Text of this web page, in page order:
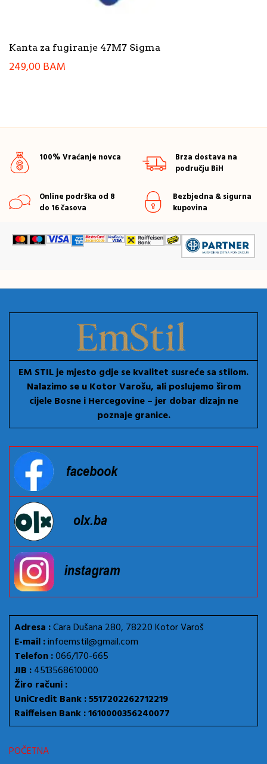
Kanta za fugiranje 47M7 Sigma
249,00BAM
100% Vraćanje novca
Brza dostava na
području BiH
Online podrška od 8
do 16 časova
Bezbjedna & sigurna
kupovina
EM STIL je mjesto gdje se kvalitet susreće sa stilom.
Nalazimo se u Kotor Varošu, ali poslujemo širom
cijele Bosne i Hercegovine – jer dobar dizajn ne
poznaje granice.
Adresa :Cara Dušana 280, 78220 Kotor Varoš
E-mail :infoemstil@gmail.com
Telefon :066/170-665
JIB :4513568610000
Žiro računi :
UniCredit Bank : 5517202262712219
Raiffeisen Bank : 1610000356240077
POČETNA